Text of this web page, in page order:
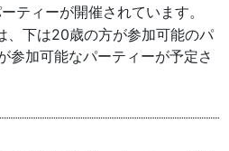
ティーが開催されています。
下は20歳の方が参加可能のパ
参加可能なパーティーが予定さ